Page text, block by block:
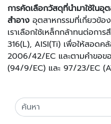
การคัดเลือกวัสดุที่นำมาใช้ในอุ
สำอาง อุตสาหกรรมที่เกี่ยวข้อ
เราเลือกใช้เหล็กกล้าทนต่อกา
316(L), AISI(Ti) เพื่อให้สอด
2006/42/EC และตามคำขอ
(94/9/EC) และ 97/23/EC